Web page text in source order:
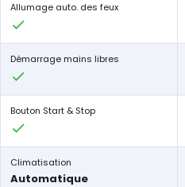
Allumage auto. des feux
Démarrage mains libres
Bouton Start & Stop
Climatisation
Automatique